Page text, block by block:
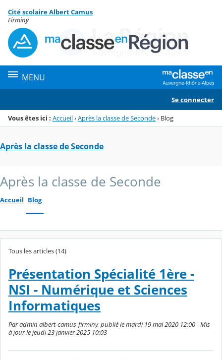
Menu de la rubrique
Contenu
Cité scolaire Albert Camus
Firminy
MENU
Se connecter
Vous êtes ici : Accueil›Après la classe de Seconde› Blog
Après la classe de Seconde
Après la classe de Seconde
Accueil Blog
Tous les articles (14)
Présentation Spécialité 1ère -
NSI - Numérique et Sciences
Informatiques
Par admin albert-camus-firminy, publié le mardi 19 mai 2020 12:00 - Mis
à jour le jeudi 23 janvier 2025 10:03